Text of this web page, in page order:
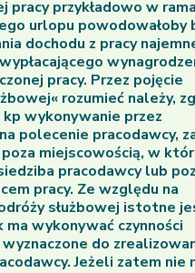
pracy przykładowo w
urlopu powodowałoby
dochodu z pracy
pracy. Przez pojęcie
rozumieć należy,
wykonywanie przez
polecenie pracodawcy,
miejscowością, w
pracodawcy lub
pracy. Ze względu na
służbowej istotne
ma wykonywać czynności
do
Jeżeli zatem nie